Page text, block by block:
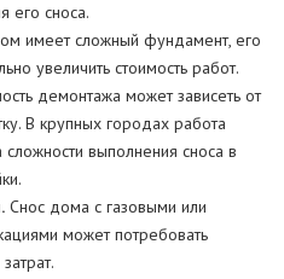
его сноса.
имеет сложный фундамент, его
увеличить стоимость работ.
демонтажа может зависеть от
В крупных городах работа
выполнения сноса в
Снос дома с газовыми или
может потребовать